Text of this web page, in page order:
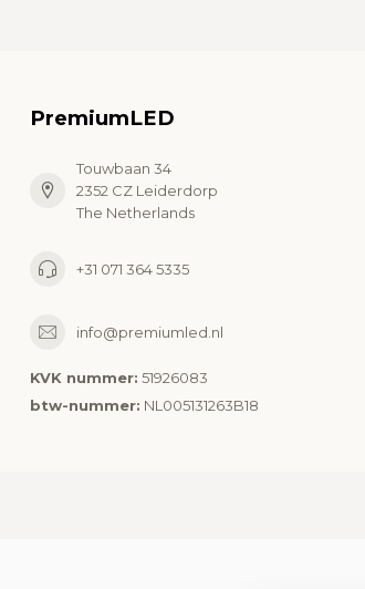
PremiumLED
Touwbaan 34
2352 CZ Leiderdorp
The Netherlands
+31 071 364 5335
info@premiumled.nl
KVK nummer: 51926083
btw-nummer: NL005131263B18